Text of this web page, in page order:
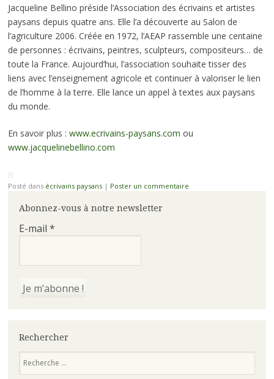
Jacqueline Bellino préside l’Association des écrivains et artistes
paysans depuis quatre ans. Elle l’a découverte au Salon de
l’agriculture 2006. Créée en 1972, l’AEAP rassemble une centaine
de personnes : écrivains, peintres, sculpteurs, compositeurs… de
toute la France. Aujourd’hui, l’association souhaite tisser des
liens avec l’enseignement agricole et continuer à valoriser le lien
de l’homme à la terre. Elle lance un appel à textes aux paysans
du monde.
En savoir plus : www.ecrivains-paysans.com ou
www.jacquelinebellino.com
Posté dans écrivains paysans | Poster un commentaire
Abonnez-vous à notre newsletter
E-mail *
Rechercher